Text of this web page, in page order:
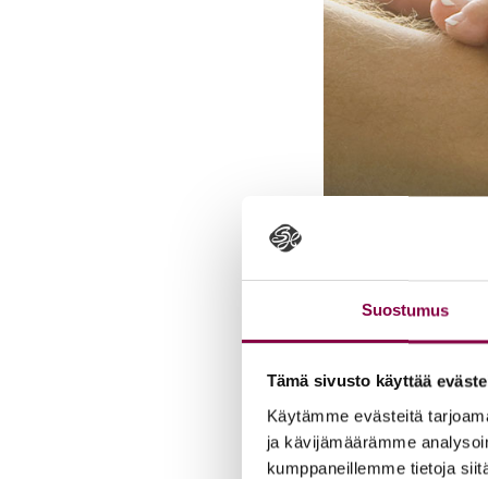
Suostumus
Tämä sivusto käyttää
Käytämme evästeitä
ja kävijämäärämme
kumppaneillemme tietoja
Ko­ti­mai­suus
18.12.2025